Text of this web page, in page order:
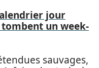
jour
un week-
sauvages,